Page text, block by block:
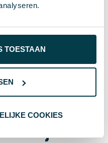
TOESTAAN
COOKIES
24 g
96234
Plastic (PP)
bekijken